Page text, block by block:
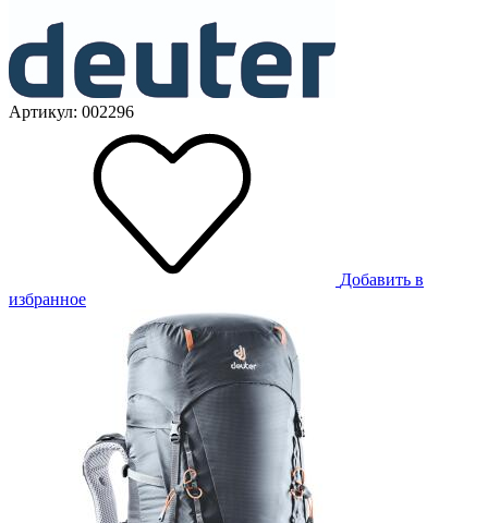
Артикул: 002296
Добавить в
избранное